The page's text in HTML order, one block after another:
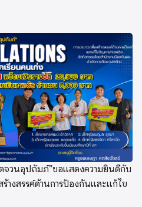
ดจวนอุปถัมภ์”ขอแสดงความยินดีกับ
างสรรค์ด้านการป้องกันและแก้ไข